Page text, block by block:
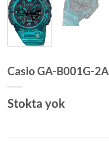
Casio GA-B001G-
Stokta yok